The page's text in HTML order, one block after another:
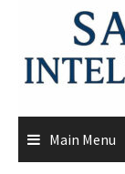
content
Main Menu